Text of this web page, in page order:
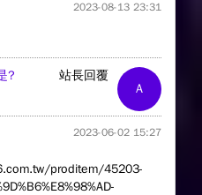
2023-08-13 23:31
A
站長回覆
?
2023-06-02 15:27
proditem/45203-